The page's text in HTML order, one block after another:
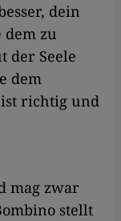
dein
zu
der Seele
dem
richtig und
mag zwar
stellt